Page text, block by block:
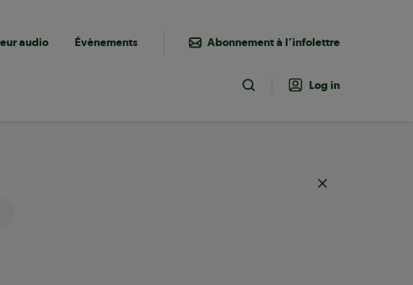
audio Évènements Abonnement à l’infolettre
Toggle Search
Log in